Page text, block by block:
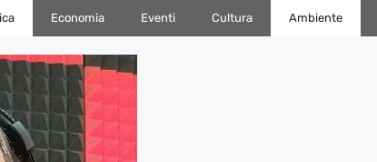
Economia Eventi Cultura Ambiente